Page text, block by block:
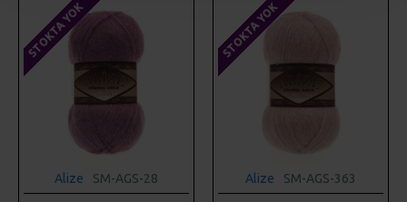
STOKTA YOK
Alize SM-AGS-28
STOKTA YOK
Alize SM-AGS-363